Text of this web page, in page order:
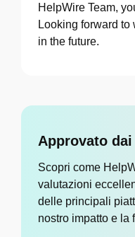
HelpWire Team,
Looking forward
in the future.
Approvato
Scopri come
valutazioni
delle principali
nostro impatto e la